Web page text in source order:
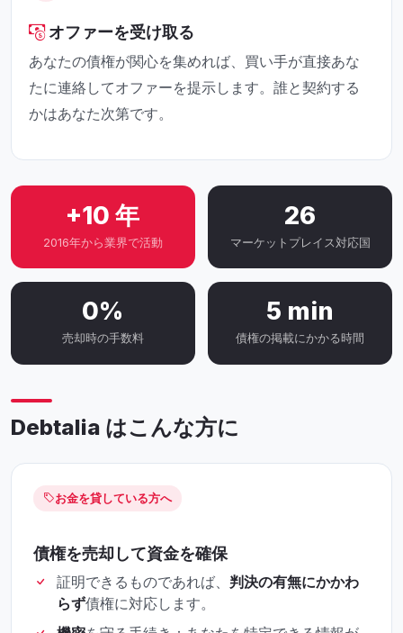
オファーを受け取る
あなたの債権が関心を集めれば、買い手が直接あな
たに連絡してオファーを提示します。誰と契約する
かはあなた次第です。
+10 年
2016年から業界で活動
26
マーケットプレイス対応国
0%
売却時の手数料
5 min
債権の掲載にかかる時間
Debtalia はこんな方に
お金を貸している方へ
債権を売却して資金を確保
証明できるものであれば、 判決の有無にかかわ
らず債権に対応します。